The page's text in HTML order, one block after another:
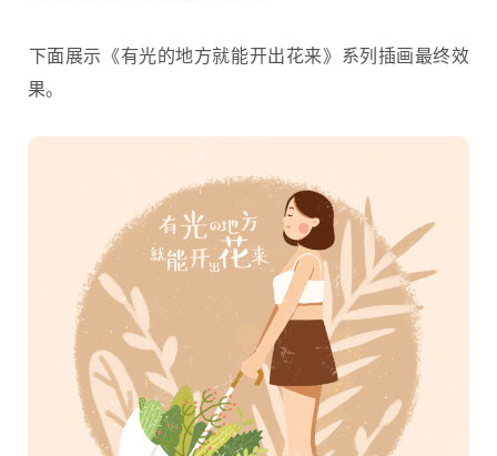
​下面展示《有光的地方就能开出花来》系列插画最终效
果。